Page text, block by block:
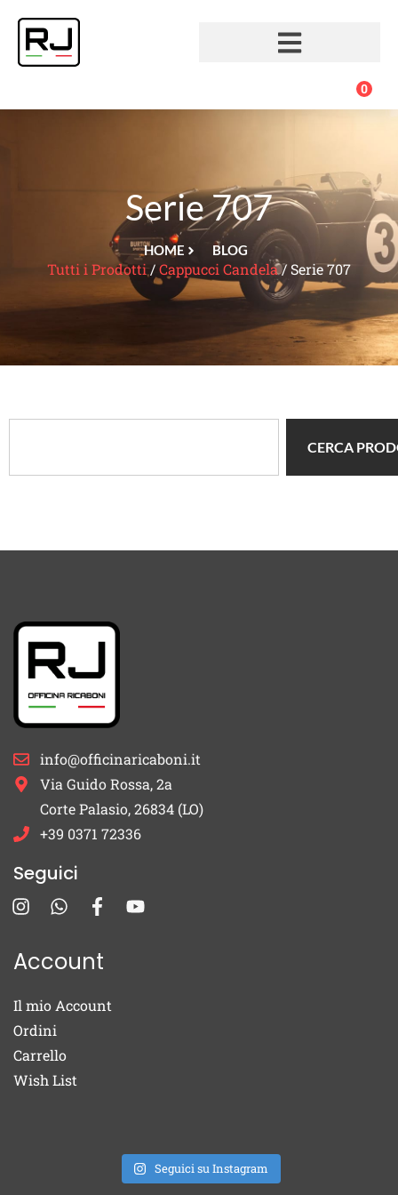
0
Serie 707
HOME BLOG
Tutti i Prodotti/Cappucci Candela/ Serie 707
CERCA
info@officinaricaboni.it
Via Guido Rossa, 2a
Corte Palasio, 26834 (LO)
+39 0371 72336
Seguici
Account
Il mio Account
Ordini
Carrello
Wish List
Seguici su Instagram